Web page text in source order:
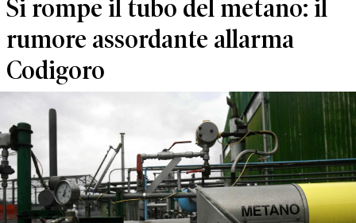
Si rompe il tubo del metano: il
rumore assordante allarma
Codigoro